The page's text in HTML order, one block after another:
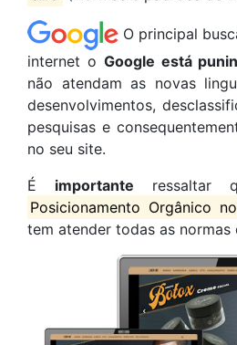
O principal
internet o Google está
não atendam as novas
desenvolvimentos,
pesquisas e
no seu site.
É importante ressaltar
Posicionamento Orgânico
tem atender todas as normas